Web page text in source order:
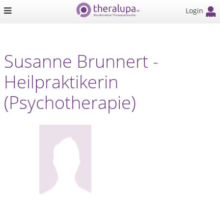
Login
Susanne Brunnert -
Heilpraktikerin
(Psychotherapie)